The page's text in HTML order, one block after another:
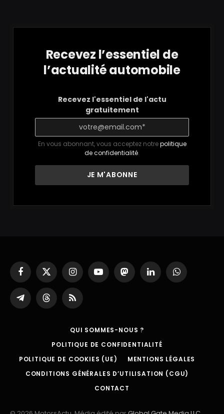
Recevez l’essentiel de
l’actualité automobile
Recevez l'essentiel de l'actu
gratuitement
En vous abonnant, vous acceptez notrepolitique
de confidentialité.
Facebook
X
(Twitter)
InstagramYouTubeMastodonLinkedInWhatsApp
Partager
sur
ThreadsRSS
QUI SOMMES-NOUS ?
POLITIQUE DE CONFIDENTIALITÉ
POLITIQUE DE COOKIES (UE)
MENTIONS LÉGALES
CONDITIONS GÉNÉRALES D’UTILISATION (CGU)
CONTACT